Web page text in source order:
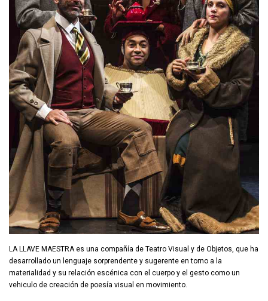
LA LLAVE MAESTRA es una compañía de Teatro Visual y de Objetos, que ha
desarrollado un lenguaje sorprendente y sugerente en torno a la
materialidad y su relación escénica con el cuerpo y el gesto como un
vehiculo de creación de poesía visual en movimiento.